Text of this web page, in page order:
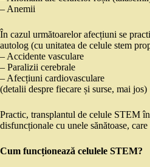
– Anemii
În cazul următoarelor afecțiuni se
autolog (cu unitatea de celule stem
– Accidente vasculare
– Paralizii cerebrale
– Afecțiuni cardiovasculare
(detalii despre fiecare și surse, mai jos)
Practic, transplantul de celule STEM
disfuncționale cu unele sănătoase,
Cum funcționează celulele STEM?